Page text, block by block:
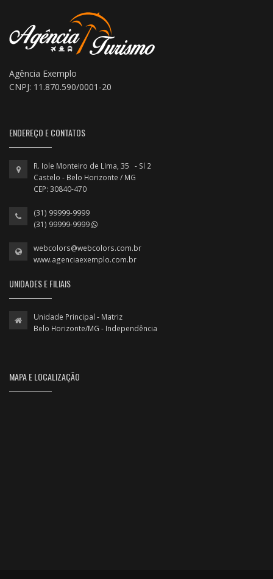
Agência Exemplo
CNPJ: 11.870.590/0001-20
ENDEREÇO E CONTATOS
R. Iole Monteiro de LIma, 35 - Sl 2
Castelo - Belo Horizonte / MG
CEP: 30840-470
(31) 99999-9999
(31) 99999-9999
webcolors@webcolors.com.br
www.agenciaexemplo.com.br
UNIDADES E FILIAIS
Unidade Principal - Matriz
Belo Horizonte/MG - Independência
MAPA E LOCALIZAÇÃO